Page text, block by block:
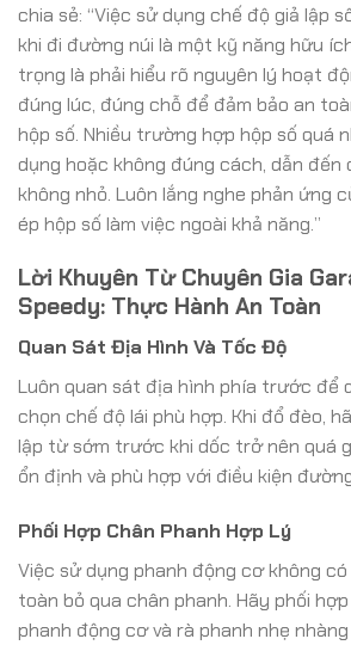
chia sẻ: “Việc sử dụng chế độ giả lập
khi đi đường núi là một kỹ năng hữu
trọng là phải hiểu rõ nguyên lý hoạt
đúng lúc, đúng chỗ để đảm bảo an
hộp số. Nhiều trường hợp hộp số quá
dụng hoặc không đúng cách, dẫn đến
không nhỏ. Luôn lắng nghe phản ứng
ép hộp số làm việc ngoài khả năng.”
Lời Khuyên Từ Chuyên Gia
Speedy: Thực Hành An Toàn
Quan Sát Địa Hình Và Tốc Độ
Luôn quan sát địa hình phía trước để
chọn chế độ lái phù hợp. Khi đổ đèo,
lập từ sớm trước khi dốc trở nên quá
ổn định và phù hợp với điều kiện
Phối Hợp Chân Phanh Hợp Lý
Việc sử dụng phanh động cơ không
toàn bỏ qua chân phanh. Hãy phối
phanh động cơ và rà phanh nhẹ